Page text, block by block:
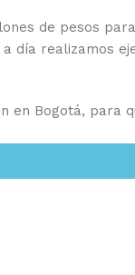
de pesos
día realizamos
Bogotá, para